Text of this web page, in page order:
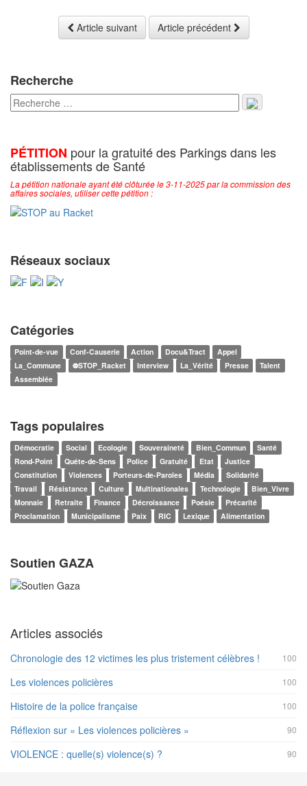
Article suivant Article précédent
Recherche
PÉTITION pour la gratuité des Parkings dans les
établissements de Santé
La pétition nationale ayant été clôturée le 3-11-2025 par la commission des
affaires sociales, utiliser cette pétition :
Réseaux sociaux
Catégories
Point-de-vue Conf-Causerie Action Docu&Tract
Appel
La_Commune
⛔STOP_Racket Interview La_Vérité Presse
Talent
Assemblée
Tags populaires
Démocratie Social Ecologie Souveraineté Bien_Commun
Santé
Rond-Point
Quête-de-Sens Police Gratuité Etat
Justice
Constitution
Violences Porteurs-de-Paroles Média
Solidarité
Travail
Résistance Culture Multinationales Technologie
Bien_Vivre
Monnaie
Retraite Finance Décroissance Poésie
Précarité
Proclamation
Municipalisme Paix RIC Lexique Alimentation
Soutien GAZA
Articles associés
100
Chronologie des 12 victimes les plus tristement célèbres !
100
Les violences policières
100
Histoire de la police française
90
Réflexion sur « Les violences policières »
90
VIOLENCE : quelle(s) violence(s) ?